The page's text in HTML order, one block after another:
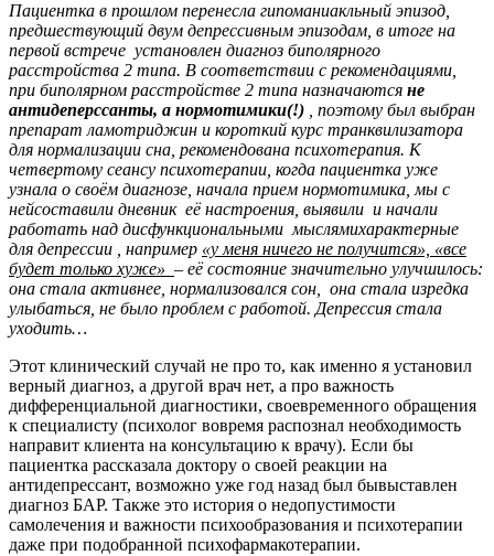
Пациентка в прошлом перенесла гипоманиакльный эпизод,
предшествующий двум депрессивным эпизодам, в итоге на
первой встрече установлен диагноз биполярного
расстройства 2 типа. В соответствии с рекомендациями,
при биполярном расстройстве 2 типа назначаются не
антидеперссанты, а нормотимики(!) , поэтому был выбран
препарат ламотриджин и короткий курс транквилизатора
для нормализации сна, рекомендована психотерапия. К
четвертому сеансу психотерапии, когда пациентка уже
узнала о своём диагнозе, начала прием нормотимика, мы с
нейсоставили дневник её настроения, выявили и начали
работать над дисфункциональными мыслямихарактерные
для депрессии , например «у меня ничего не получится», «все
будет только хуже» – её состояние значительно улучшилось:
она стала активнее, нормализовался сон, она стала изредка
улыбаться, не было проблем с работой. Депрессия стала
уходить…
Этот клинический случай не про то, как именно я установил
верный диагноз, а другой врач нет, а про важность
дифференциальной диагностики, своевременного обращения
к специалисту (психолог вовремя распознал необходимость
направит клиента на консультацию к врачу). Если бы
пациентка рассказала доктору о своей реакции на
антидепрессант, возможно уже год назад был бывыставлен
диагноз БАР. Также это история о недопустимости
самолечения и важности психообразования и психотерапии
даже при подобранной психофармакотерапии.